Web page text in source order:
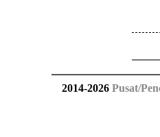
2014-2026 Pusat/